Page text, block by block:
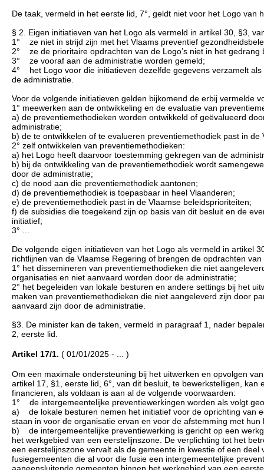
De taak, vermeld in het eerste lid, 7°, geldt niet voor het Logo van
§ 2. Eigen initiatieven van het Logo als vermeld in artikel 30, §3,
1° ze niet in strijd zijn met het Vlaams preventief
2° ze de prioritaire opdrachten van de Logo’s niet in het gedrang
3° ze vooraf aan de administratie worden gemeld;
4° het Logo voor die initiatieven dezelfde gegevens verzamelt
de administratie.
Voor de volgende initiatieven gelden bijkomend de erbij vermelde
1° meewerken aan de ontwikkeling en de evaluatie van
a) de preventiemethodieken worden ontwikkeld of geëvalueerd
administratie;
b) de te ontwikkelen of te evalueren preventiemethodiek past in de
2° zelf ontwikkelen van preventiemethodieken:
a) het Logo heeft daarvoor toestemming gekregen van de
b) bij de ontwikkeling van de preventiemethodiek wordt
door de administratie;
c) de nood aan die preventiemethodiek aantonen;
d) de preventiemethodiek is toepasbaar in heel Vlaanderen;
e) de preventiemethodiek past in de Vlaamse beleidsprioriteiten;
f) de subsidies die toegekend zijn op basis van dit besluit en de
initiatief;
3° ...
De volgende eigen initiatieven van het Logo als vermeld in artikel
richtlijnen van de Vlaamse Regering of brengen de opdrachten
1° het dissemineren van preventiemethodieken die niet
organisaties en niet aanvaard worden door de administratie;
2° het begeleiden van lokale besturen en andere settings bij het
maken van preventiemethodieken die niet aangeleverd zijn door
aanvaard zijn door de administratie.
§3. De minister kan de taken, vermeld in paragraaf 1, nader
2, eerste lid.
Artikel 17/1. ( 01/01/2025 - ... )
Om een maximale ondersteuning bij het uitwerken en opvolgen
artikel 17, §1, eerste lid, 6°, van dit besluit, te bewerkstelligen,
financieren, als voldaan is aan al de volgende voorwaarden:
1° de intergemeentelijke preventiewerkingen worden als volgt
a) de lokale besturen nemen het initiatief voor de oprichting van
staan in voor de organisatie ervan en voor de afstemming met hun
b) de intergemeentelijke preventiewerking is gericht op een
het werkgebied van een eerstelijnszone. De verplichting tot het
een eerstelijnszone vervalt als de gemeente in kwestie of een
fusiegemeenten die al voor die fusie een intergemeentelijke